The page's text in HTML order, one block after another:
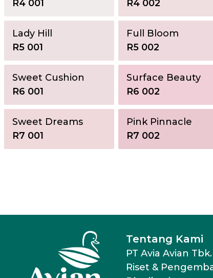
R4 001
R4 002
Lady Hill
R5 001
Full Bloom
R5 002
Sweet Cushion
R6 001
Surface Beauty
R6 002
Sweet Dreams
R7 001
Pink Pinnacle
R7 002
Tentang Kami
PT Avia Avian Tbk.
Riset &